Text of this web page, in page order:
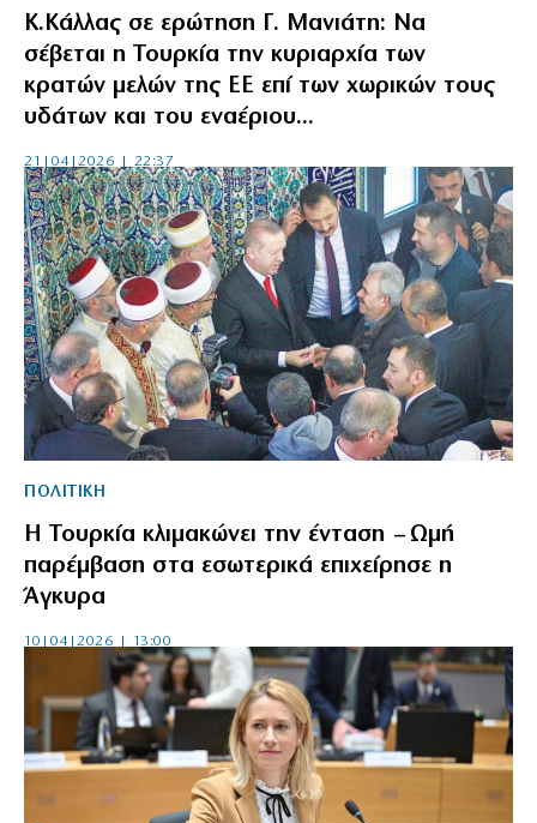
Κ.Κάλλας σε ερώτηση Γ. Μανιάτη: Να
σέβεται η Τουρκία την κυριαρχία των
κρατών μελών της ΕΕ επί των χωρικών τους
υδάτων και του εναέριου...
21|04|2026 | 22:37
ΠΟΛΙΤΙΚΗ
Η Τουρκία κλιμακώνει την ένταση – Ωμή
παρέμβαση στα εσωτερικά επιχείρησε η
Άγκυρα
10|04|2026 | 13:00